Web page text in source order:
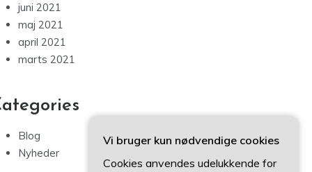
juni 2021
maj 2021
april 2021
marts 2021
Blog
Nyheder
Vi bruger kun nødvendige cookies
Cookies anvendes udelukkende for